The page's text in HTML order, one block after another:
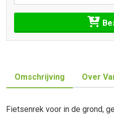
Omschrijving Over
Fietsenrek voor in de grond,